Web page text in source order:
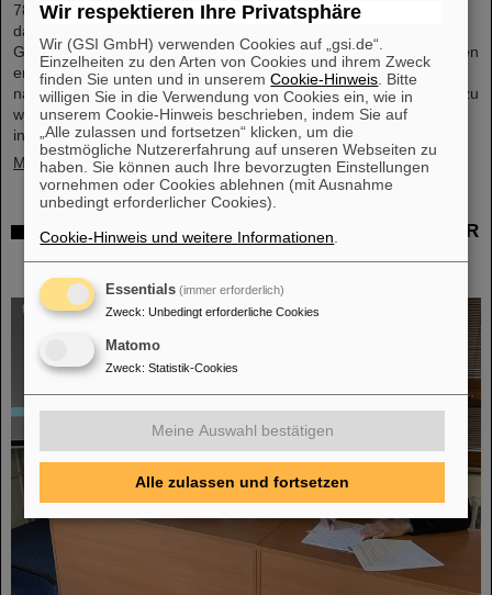
78 Teilnehmende sowie zwei Schulklassen die Möglichkeit wahr,
das Höchstleistungsrechenzentrum Green IT Cube auf dem
GSI/FAIR-Campus zu besuchen. Im Rahmen von geführten Touren
erhielten sie die Gelegenheit, einen Blick auf die besonders
nachhaltige und energieeffiziente Technologie des Data Centers zu
werfen und sich über die wissenschaftliche Nutzung zu
informieren.
Mehr »
Tschechischer Sachbeitrag für NUSTAR – GSI/FAIR
Construction Memorandum of Understanding
Wir respektieren Ihre Privatsphäre
Wir (GSI GmbH) verwenden Cookies auf „gsi.de“.
Einzelheiten zu den Arten von Cookies und ihrem Zweck
finden Sie unten und in unseremCookie-Hinweis . Bitte
willigen Sie in die Verwendung von Cookies ein, wie in
unserem Cookie-Hinweis beschrieben, indem Sie auf
„Alle zulassen und fortsetzen“ klicken, um die
bestmögliche Nutzererfahrung auf unseren Webseiten zu
haben. Sie können auch Ihre bevorzugten Einstellungen
vornehmen oder Cookies ablehnen (mit Ausnahme
unbedingt erforderlicher Cookies).
Cookie-Hinweis und weitere Informationen
Essentials (immer erforderlich)
Zweck: Unbedingt erforderliche Cookies
Matomo
Zweck: Statistik-Cookies
Meine Auswahl bestätigen
Alle zulassen und fortsetzen